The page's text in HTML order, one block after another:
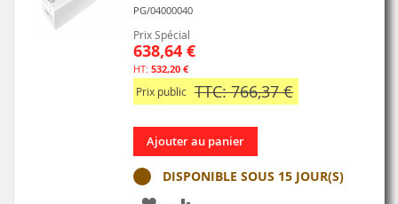
PG/04000040
Prix Spécial
638,64 €
532,20 €
Prix public TTC: 766,37 €
Ajouter au panier
DISPONIBLE SOUS 15 JOUR(S)